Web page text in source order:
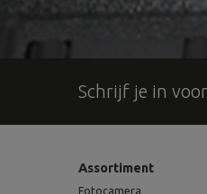
Schrijf je in
Assortiment
Fotocamera